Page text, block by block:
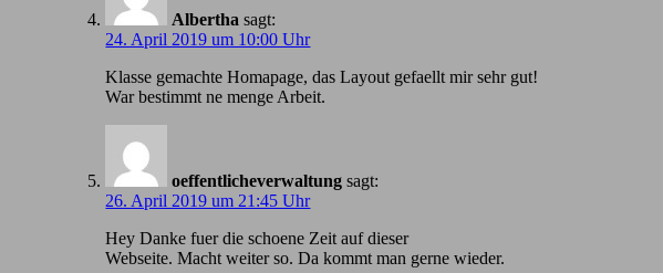
Albertha sagt:
24. April 2019 um 10:00 Uhr
Klasse gemachte Homapage, das Layout gefaellt mir sehr gut!
War bestimmt ne menge Arbeit.
oeffentlicheverwaltung sagt:
26. April 2019 um 21:45 Uhr
Hey Danke fuer die schoene Zeit auf dieser
Webseite. Macht weiter so. Da kommt man gerne wieder.